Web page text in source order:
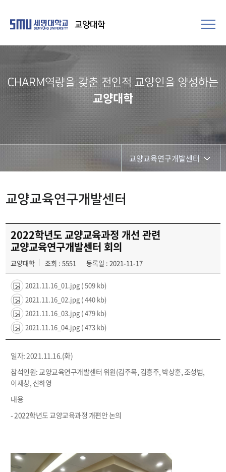
교양대학
CHARM역량을 갖춘 전인적 교양인을 양성하는
교양대학
교양교육연구개발센터
어학교육센터
스포츠교양교육센터
교양교육연구개발센터
2022학년도 교양교육과정 개선 관련
교양교육연구개발센터 회의
교양대학 조회 : 5551 등록일 : 2021-11-17
2021.11.16_01.jpg ( 509 kb)
2021.11.16_02.jpg ( 440 kb)
2021.11.16_03.jpg ( 479 kb)
2021.11.16_04.jpg ( 473 kb)
일자: 2021.11.16.(화)
참석인원: 교양교육연구개발센터 위원(김주목, 김흥주, 박상훈, 조성범,
이재창, 신하영
내용
- 2022학년도 교양교육과정 개편안 논의